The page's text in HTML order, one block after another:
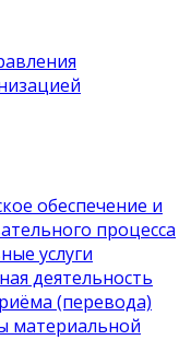
обеспечение и
процесса
услуги
деятельность
(перевода)
материальной